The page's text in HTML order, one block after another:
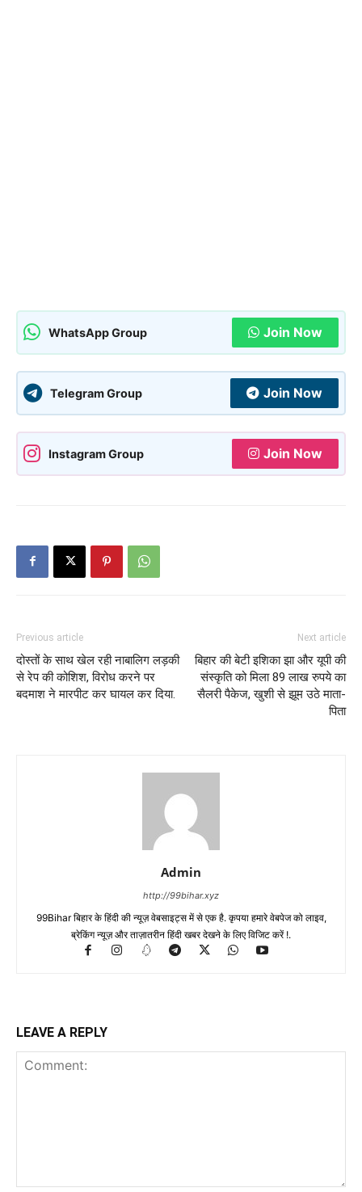
WhatsApp Group Join Now
Telegram Group Join Now
Instagram Group Join Now
Previous article
दोस्तों के साथ खेल रही नाबालिग लड़की
से रेप की कोशिश, विरोध करने पर
बदमाश ने मारपीट कर घायल कर दिया.
Next article
बिहार की बेटी इशिका झा और यूपी की
संस्कृति को मिला 89 लाख रुपये का
सैलरी पैकेज, खुशी से झूम उठे माता-
पिता
Admin
http://99bihar.xyz
99Bihar बिहार के हिंदी की न्यूज़ वेबसाइट्स में से एक है. कृपया हमारे वेबपेज को लाइव,
ब्रेकिंग न्यूज़ और ताज़ातरीन हिंदी खबर देखने के लिए विजिट करें !.
LEAVE A REPLY